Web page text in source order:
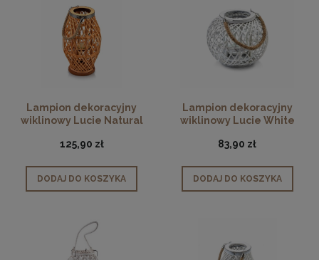
Lampion dekoracyjny
wiklinowy Lucie Natural
125,90 zł
DODAJ DO KOSZYKA
Lampion dekoracyjny
wiklinowy Lucie White
83,90 zł
DODAJ DO KOSZYKA